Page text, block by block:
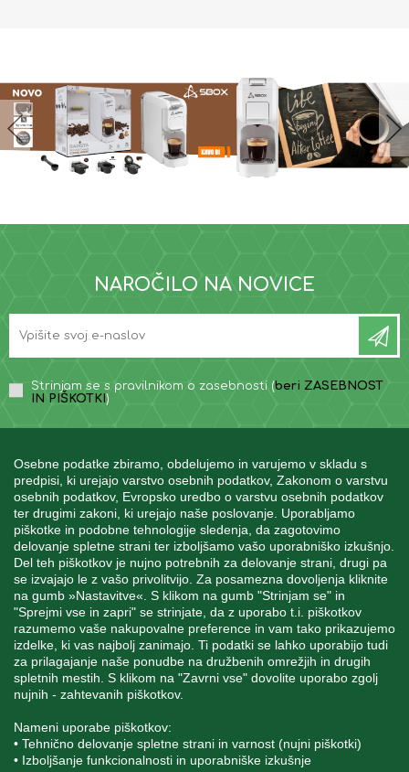
Osebne podatke zbiramo, obdelujemo in varujemo v skladu s
predpisi, ki urejajo varstvo osebnih podatkov, Zakonom o varstvu
osebnih podatkov, Evropsko uredbo o varstvu osebnih podatkov
ter drugimi zakoni, ki urejajo naše poslovanje. Uporabljamo
piškotke in podobne tehnologije sledenja, da zagotovimo
delovanje spletne strani ter izboljšamo vašo uporabniško izkušnjo.
Del teh piškotkov je nujno potrebnih za delovanje strani, drugi pa
se izvajajo le z vašo privolitvijo. Za posamezna dovoljenja kliknite
na gumb »Nastavitve«. S klikom na gumb "Strinjam se" in
"Sprejmi vse in zapri" se strinjate, da z uporabo t.i. piškotkov
razumemo vaše nakupovalne preference in vam tako prikazujemo
izdelke, ki vas najbolj zanimajo. Ti podatki se lahko uporabijo tudi
za prilagajanje naše ponudbe na družbenih omrežjih in drugih
spletnih mestih. S klikom na "Zavrni vse" dovolite uporabo zgolj
nujnih - zahtevanih piškotkov.
Nameni uporabe piškotkov:
• Tehnično delovanje spletne strani in varnost (nujni piškotki)
• Izboljšanje funkcionalnosti in uporabniške izkušnje
NAROČILO NA NOVICE
Strinjam se s pravilnikom o zasebnosti (beri ZASEBNOST
IN PIŠKOTKI )
INFORMACIJE
MOJ RAČUN
STORITEV ZA STRANKE
SPREMLJAJTE NAS